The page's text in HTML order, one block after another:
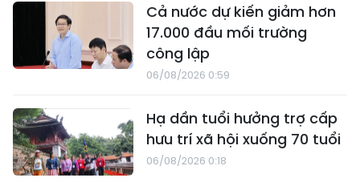
Cả nước dự kiến giảm hơn
17.000 đầu mối trường
công lập
06/08/2026 0:59
Hạ dần tuổi hưởng trợ cấp
hưu trí xã hội xuống 70 tuổi
06/08/2026 0:18